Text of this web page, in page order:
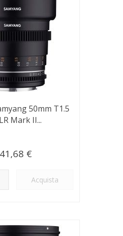
50mm T1.5
Mark II...
€
Acquista